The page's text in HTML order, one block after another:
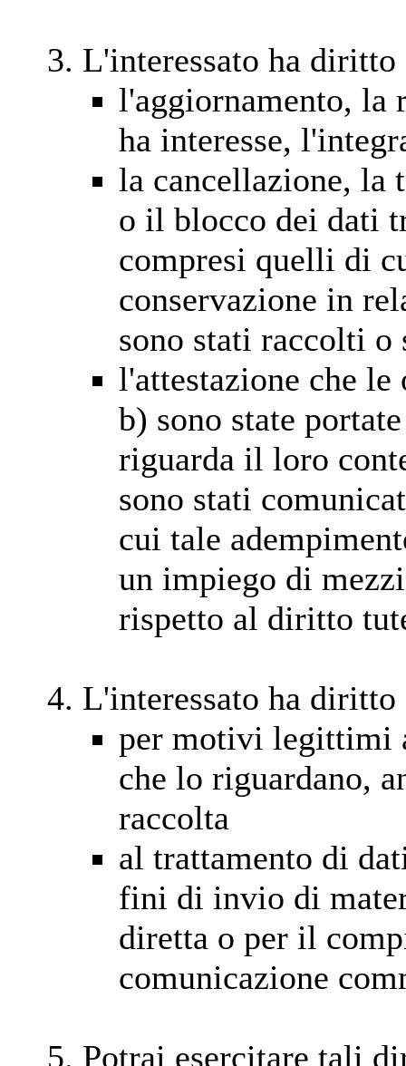
L'interessato ha diritto
l'aggiornamento, la
ha interesse,
la cancellazione, la
o il blocco dei dati
compresi quelli di
conservazione in
sono stati raccolti o
l'attestazione che
b) sono state
riguarda il loro
sono stati
cui tale
un impiego di
rispetto al diritto
L'interessato ha
per motivi legittimi
che lo riguardano,
raccolta
al trattamento di
fini di invio di
diretta o per il
comunicazione
Potrai esercitare tali